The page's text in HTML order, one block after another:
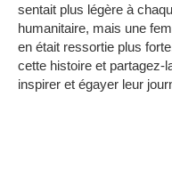
sentait plus légère à
humanitaire, mais une
en était ressortie plus
cette histoire et partagez-
inspirer et égayer leur